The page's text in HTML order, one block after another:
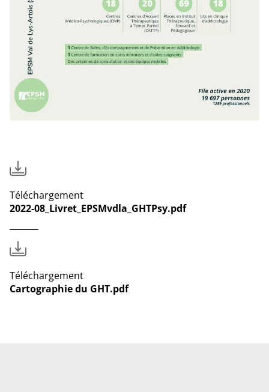
Téléchargement
2022-08_Livret_EPSMvdla_GHTPsy.pdf
Téléchargement
Cartographie du GHT.pdf